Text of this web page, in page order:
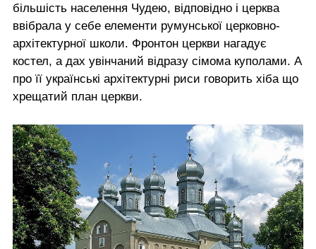
більшість населення Чудею, відповідно і церква
ввібрала у себе елементи румунської церковно-
архітектурної школи. Фронтон церкви нагадує
костел, а дах увінчаний відразу сімома куполами. А
про її українські архітектурні риси говорить хіба що
хрещатий план церкви.